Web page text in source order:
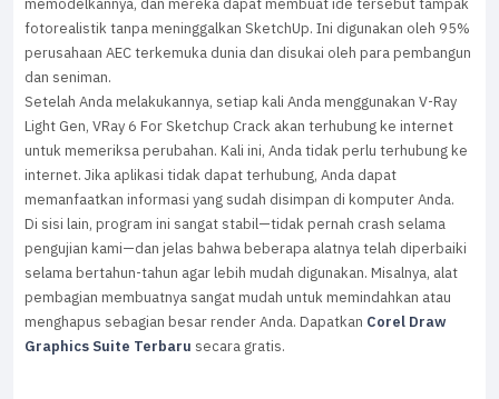
fotorealistik tanpa meninggalkan SketchUp. Ini digunakan oleh 95%
perusahaan AEC terkemuka dunia dan disukai oleh para pembangun
dan seniman.
Setelah Anda melakukannya, setiap kali Anda menggunakan V-Ray
Light Gen, VRay 6 For Sketchup Crack akan terhubung ke internet
untuk memeriksa perubahan. Kali ini, Anda tidak perlu terhubung ke
internet. Jika aplikasi tidak dapat terhubung, Anda dapat
memanfaatkan informasi yang sudah disimpan di komputer Anda.
Di sisi lain, program ini sangat stabil—tidak pernah crash selama
pengujian kami—dan jelas bahwa beberapa alatnya telah diperbaiki
selama bertahun-tahun agar lebih mudah digunakan. Misalnya, alat
pembagian membuatnya sangat mudah untuk memindahkan atau
menghapus sebagian besar render Anda. Dapatkan Corel Draw
Graphics Suite Terbaru secara gratis.